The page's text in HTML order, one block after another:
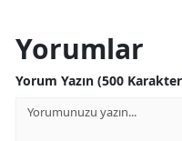
Yorumlar
Yorum Yazın (500